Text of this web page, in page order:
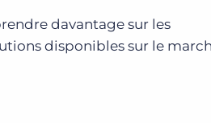
davantage sur les
disponibles sur le